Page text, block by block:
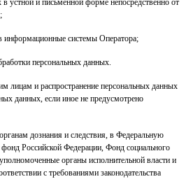
устной и письменной форме непосредственно от
информационные системы Оператора;
персональных данных.
лицам и распространение персональных данных
данных, если иное не предусмотрено
дознания и следствия, в Федеральную
Российской Федерации, Фонд социального
органы исполнительной власти и
с требованиями законодательства